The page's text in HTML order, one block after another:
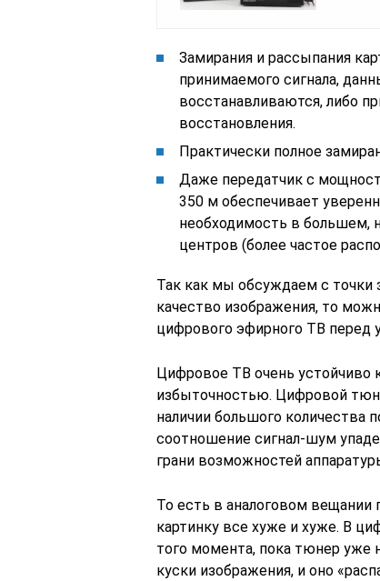
Замирания и рассыпания
принимаемого сигнала,
восстанавливаются, либо
восстановления.
Практически полное
Даже передатчик с
350 м обеспечивает
необходимость в большем,
центров (более частое
Так как мы обсуждаем с точки
качество изображения, то
цифрового эфирного ТВ перед
Цифровое ТВ очень устойчиво
избыточностью. Цифровой
наличии большого количества
соотношение сигнал-шум
грани возможностей
То есть в аналоговом вещании
картинку все хуже и хуже. В
того момента, пока тюнер уже
куски изображения, и оно